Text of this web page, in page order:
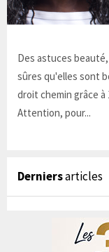
Des astuces
sûres qu'elles sont
droit chemin grâce à
Attention, pour...
Derniersarticles